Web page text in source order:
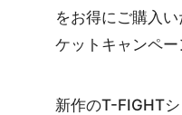
をお得にご購入
ケットキャンペー
新作のT-FIGHT